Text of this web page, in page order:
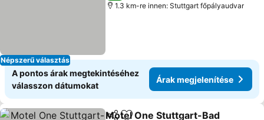
Népszerű választás
1.3 km-re innen: Stuttgart főpályaudvar
A pontos árak megtekintéséhez
válasszon dátumokat
Árak megjelenítése
Motel One Stuttgart-Bad